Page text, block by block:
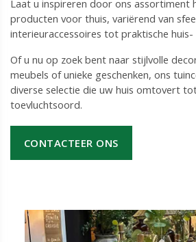
Laat u inspireren door ons assortiment
producten voor thuis, variërend van
interieuraccessoires tot praktische huis-
Of u nu op zoek bent naar stijlvolle
meubels of unieke geschenken, ons
diverse selectie die uw huis omtovert
toevluchtsoord.
CONTACTEER ONS